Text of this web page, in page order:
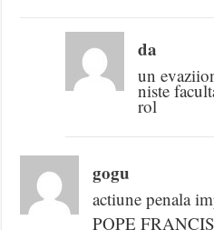
da
un
niste
rol
gogu
actiune penala
POPE